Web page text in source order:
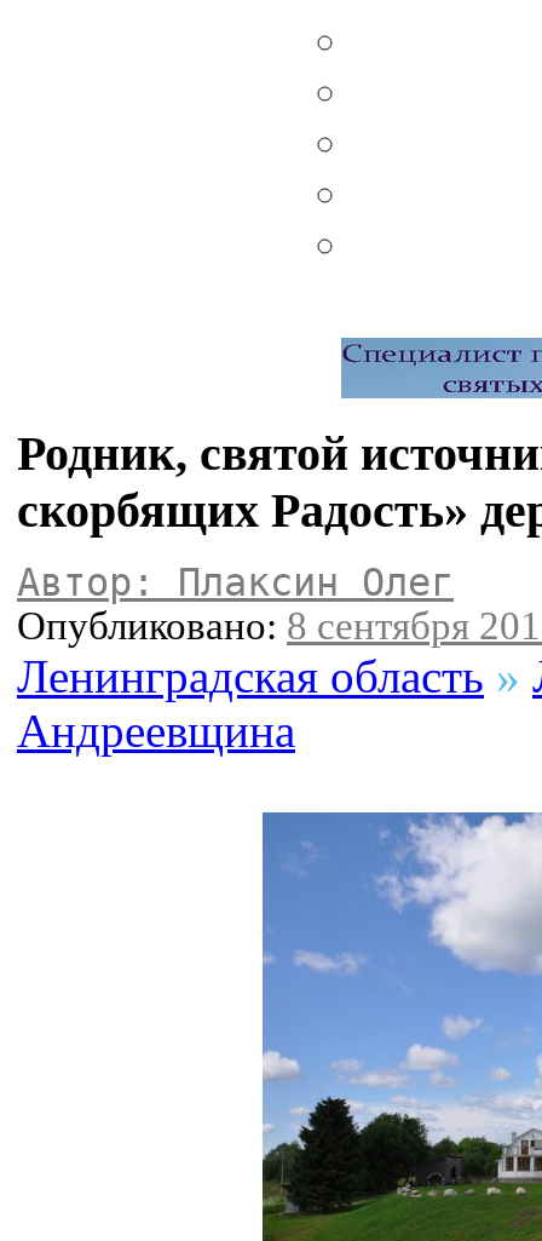
Родник, святой
скорбящих Радость»
Автор: Плаксин Олег
Опубликовано: 8 сентября
Ленинградская область »
Андреевщина